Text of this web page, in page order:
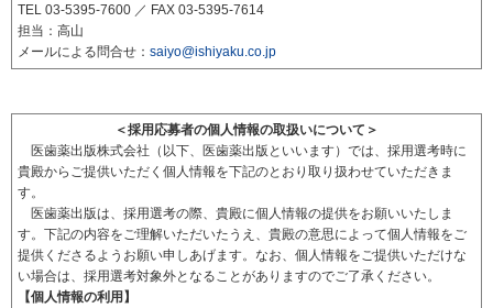
TEL 03-5395-7600 ／ FAX 03-5395-7614
担当：高山
メールによる問合せ： saiyo@ishiyaku.co.jp
＜採用応募者の個人情報の取扱いについて＞
医歯薬出版株式会社（以下、医歯薬出版といいます）では、採用選考時に
貴殿からご提供いただく個人情報を下記のとおり取り扱わせていただきま
す。
医歯薬出版は、採用選考の際、貴殿に個人情報の提供をお願いいたしま
す。下記の内容をご理解いただいたうえ、貴殿の意思によって個人情報をご
提供くださるようお願い申しあげます。なお、個人情報をご提供いただけな
い場合は、採用選考対象外となることがありますのでご了承ください。
【個人情報の利用】